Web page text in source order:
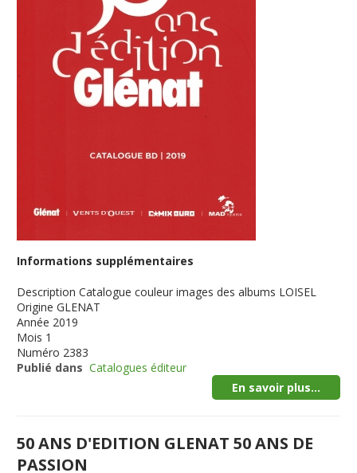
Informations supplémentaires
Description Catalogue couleur images des albums LOISEL
Origine GLENAT
Année 2019
Mois 1
Numéro 2383
Publié dans Catalogues éditeur
En savoir plus...
50 ANS D'EDITION GLENAT 50 ANS DE
PASSION